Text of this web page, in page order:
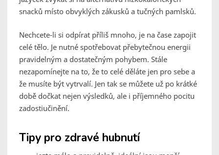
snacků místo obvyklých zákusků a tučných pamlsků.
Nechcete-li si odpírat příliš mnoho, je na čase zapojit
celé tělo. Je nutné spotřebovat přebytečnou energii
pravidelným a dostatečným pohybem. Stále
nezapomínejte na to, že to celé děláte jen pro sebe a
že musíte být vytrvalí. Jen tak se můžete už po krátké
době dočkat nejen výsledků, ale i příjemného pocitu
zadostiučinění.
Tipy pro zdravé hubnutí